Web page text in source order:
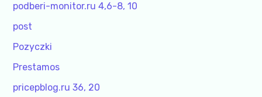
podberi-monitor.ru 4,6-8, 10
post
Pozyczki
Prestamos
pricepblog.ru 36, 20